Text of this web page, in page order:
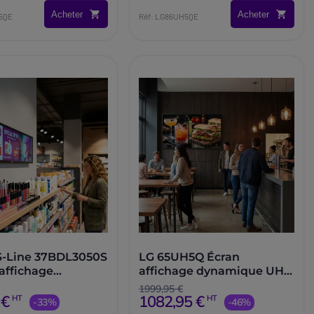
Acheter Réf: LG86UH5QE Acheter
Line 37BDL3050S
32''
HT -33%
LG 65UH5Q Écran
affichage dynamique UHD
65''
1999,95 €
1082,95 € HT -46%